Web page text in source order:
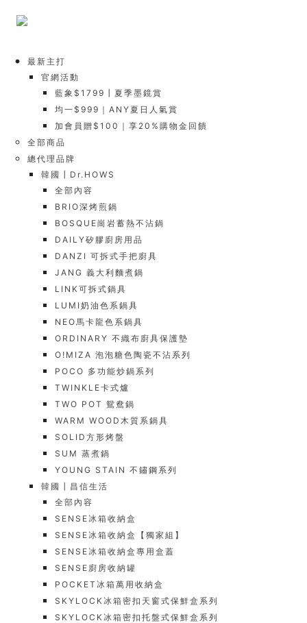
最新主打
官網活動
藍象$1799┃夏季墨鏡賞
均一$999｜ANY夏日人氣賞
加會員贈$100｜享20%購物金回饋
全部商品
總代理品牌
韓國┃Dr.HOWS
全部內容
BRIO深烤煎鍋
BOSQUE崗岩蓄熱不沾鍋
DAILY矽膠廚房用品
DANZI 可拆式手把廚具
JANG 義大利麵煮鍋
LINK可拆式鍋具
LUMI奶油色系鍋具
NEO馬卡龍色系鍋具
ORDINARY 不織布廚具保護墊
O!MIZA 泡泡糖色陶瓷不沾系列
POCO 多功能炒鍋系列
TWINKLE卡式爐
TWO POT 鴛鴦鍋
WARM WOOD木質系鍋具
SOLID方形烤盤
SUM 蒸煮鍋
YOUNG STAIN 不鏽鋼系列
韓國┃昌信生活
全部內容
SENSE冰箱收納盒
SENSE冰箱收納盒【獨家組】
SENSE冰箱收納盒專用盒蓋
SENSE廚房收納罐
POCKET冰箱萬用收納盒
SKYLOCK冰箱密扣天窗式保鮮盒系列
SKYLOCK冰箱密扣托盤式保鮮盒系列